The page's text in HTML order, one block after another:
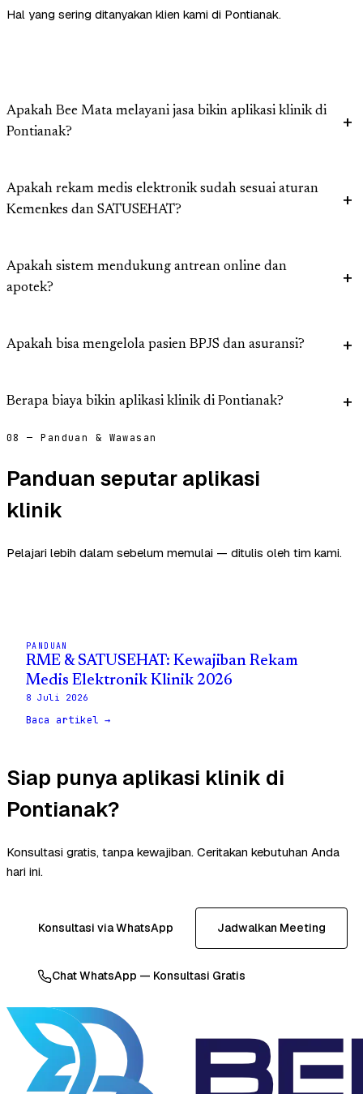
Hal yang sering ditanyakan klien kami di Pontianak.
Apakah Bee Mata melayani jasa bikin aplikasi klinik di
Pontianak?
Apakah rekam medis elektronik sudah sesuai aturan
Kemenkes dan SATUSEHAT?
Apakah sistem mendukung antrean online dan
apotek?
Apakah bisa mengelola pasien BPJS dan asuransi?
Berapa biaya bikin aplikasi klinik di Pontianak?
08 — Panduan & Wawasan
Panduan seputar aplikasi
klinik
Pelajari lebih dalam sebelum memulai — ditulis oleh tim kami.
PANDUAN
RME & SATUSEHAT: Kewajiban Rekam
Medis Elektronik Klinik 2026
8 Juli 2026
Baca artikel →
Siap punya aplikasi klinik di
Pontianak?
Konsultasi gratis, tanpa kewajiban. Ceritakan kebutuhan Anda
hari ini.
Konsultasi via WhatsApp Jadwalkan Meeting
Chat WhatsApp — Konsultasi Gratis